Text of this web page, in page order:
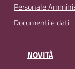
Personale
Documenti e dati
NOVITÀ